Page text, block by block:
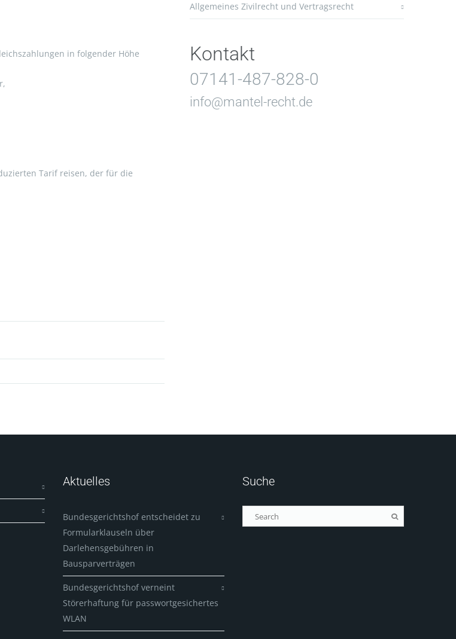
in folgender Höhe
Tarif reisen, der für die
Allgemeines Zivilrecht und Vertragsrecht
Kontakt
07141-487-828-0
info@mantel-recht.de
Aktuelles
Bundesgerichtshof entscheidet zu
Formularklauseln über
Darlehensgebühren in
Bausparverträgen
Bundesgerichtshof verneint
Störerhaftung für passwortgesichertes
WLAN
Suche